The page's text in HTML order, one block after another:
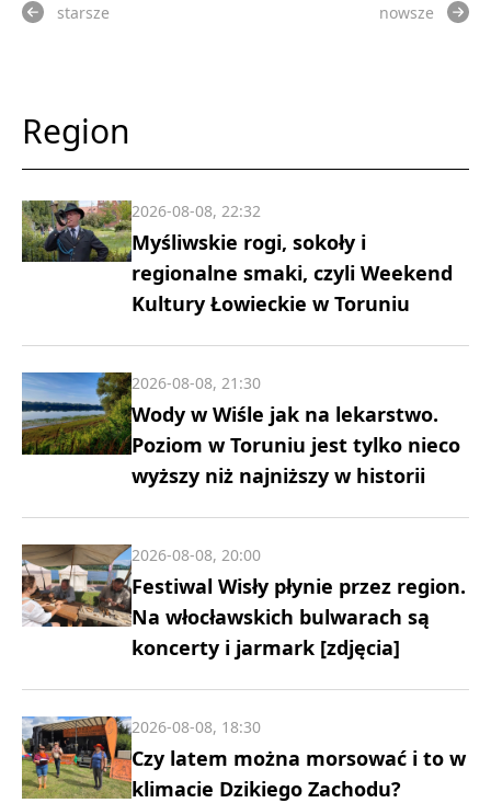
starsze nowsze
Region
Myśliwskie rogi, sokoły i
regionalne smaki, czyli Weekend
Kultury Łowieckie w Toruniu
2026-08-08, 22:32
Wody w Wiśle jak na lekarstwo.
Poziom w Toruniu jest tylko nieco
wyższy niż najniższy w historii
2026-08-08, 21:30
Festiwal Wisły płynie przez region.
Na włocławskich bulwarach są
koncerty i jarmark [zdjęcia]
2026-08-08, 20:00
Czy latem można morsować i to w
klimacie Dzikiego Zachodu?
2026-08-08, 18:30